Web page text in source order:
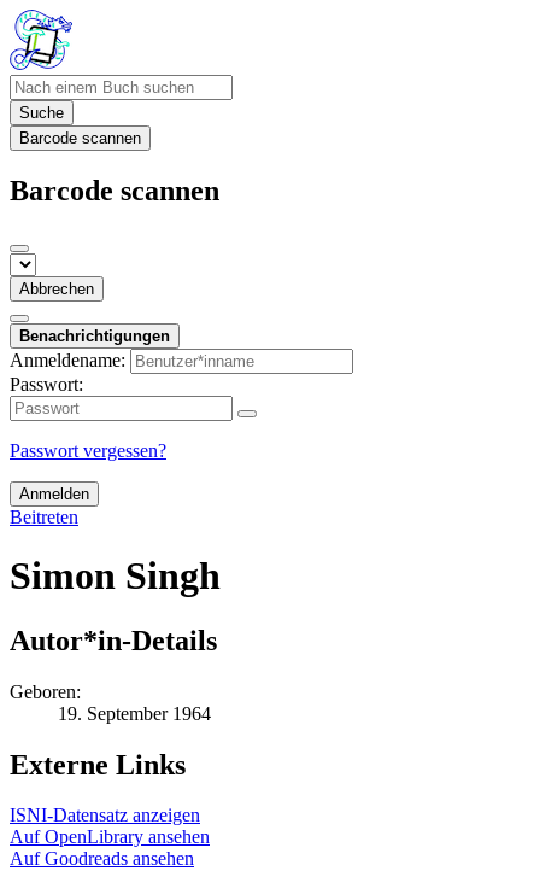
Suche
Barcode scannen
Barcode scannen
Abbrechen
Benachrichtigungen
Anmeldename:
Passwort:
Passwort vergessen?
Anmelden
Beitreten
Simon Singh
Autor*in-Details
Geboren:
19. September 1964
Externe Links
ISNI-Datensatz anzeigen
Auf OpenLibrary ansehen
Auf Goodreads ansehen